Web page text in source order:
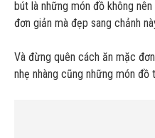
bút là những món đồ không
đơn giản mà đẹp sang chảnh
Và đừng quên cách ăn mặc
nhẹ nhàng cũng những món đồ